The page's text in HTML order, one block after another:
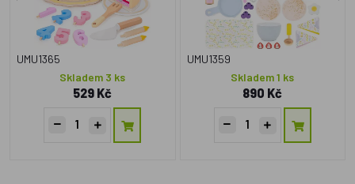
UMU1365
Skladem 3 ks
529 Kč
UMU1359
Skladem 1 ks
890 Kč